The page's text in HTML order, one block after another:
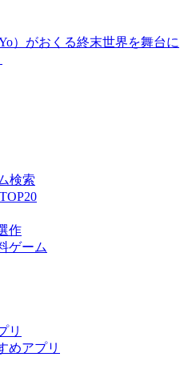
）がおくる終末世界を舞台に
検索
作
ゲーム
リ
めアプリ